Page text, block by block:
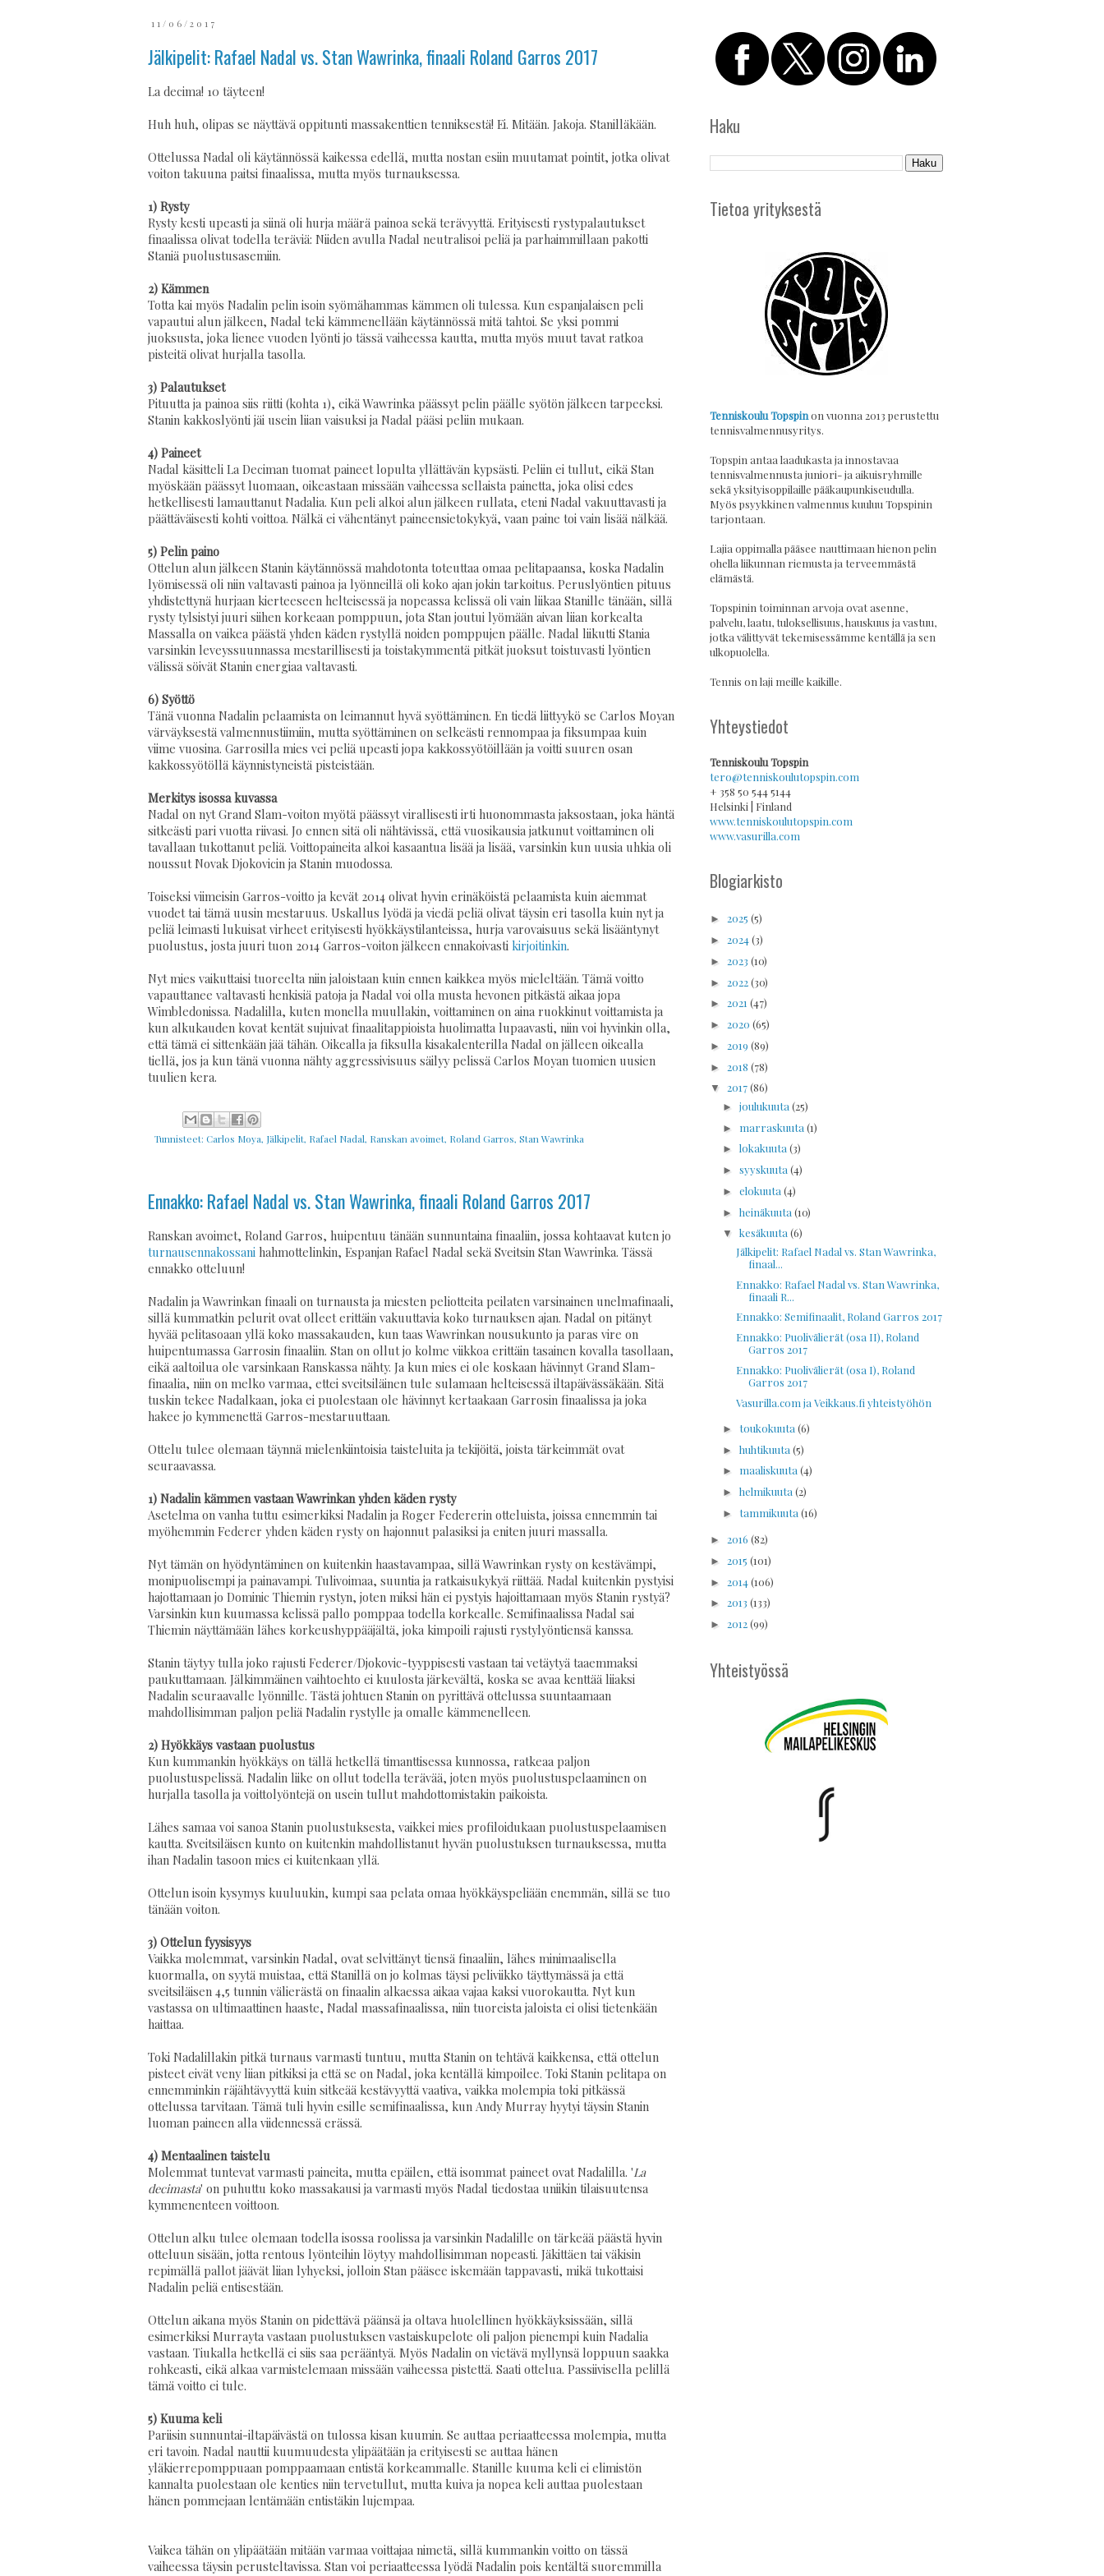
11/06/2017
Jälkipelit: Rafael Nadal vs. Stan Wawrinka, finaali Roland Garros 2017
La decima! 10 täyteen!
Huh huh, olipas se näyttävä oppitunti massakenttien tenniksestä! Ei. Mitään. Jakoja. Stanilläkään.
Ottelussa Nadal oli käytännössä kaikessa edellä, mutta nostan esiin muutamat pointit, jotka olivat
voiton takuuna paitsi finaalissa, mutta myös turnauksessa.
1) Rysty
Rysty kesti upeasti ja siinä oli hurja määrä painoa sekä terävyyttä. Erityisesti rystypalautukset
finaalissa olivat todella teräviä: Niiden avulla Nadal neutralisoi peliä ja parhaimmillaan pakotti
Staniä puolustusasemiin.
2) Kämmen
Totta kai myös Nadalin pelin isoin syömähammas kämmen oli tulessa. Kun espanjalaisen peli
vapautui alun jälkeen, Nadal teki kämmenellään käytännössä mitä tahtoi. Se yksi pommi
juoksusta, joka lienee vuoden lyönti jo tässä vaiheessa kautta, mutta myös muut tavat ratkoa
pisteitä olivat hurjalla tasolla.
3) Palautukset
Pituutta ja painoa siis riitti (kohta 1), eikä Wawrinka päässyt pelin päälle syötön jälkeen tarpeeksi.
Stanin kakkoslyönti jäi usein liian vaisuksi ja Nadal pääsi peliin mukaan.
4) Paineet
Nadal käsitteli La Deciman tuomat paineet lopulta yllättävän kypsästi. Peliin ei tullut, eikä Stan
myöskään päässyt luomaan, oikeastaan missään vaiheessa sellaista painetta, joka olisi edes
hetkellisesti lamauttanut Nadalia. Kun peli alkoi alun jälkeen rullata, eteni Nadal vakuuttavasti ja
päättäväisesti kohti voittoa. Nälkä ei vähentänyt paineensietokykyä, vaan paine toi vain lisää nälkää.
5) Pelin paino
Ottelun alun jälkeen Stanin käytännössä mahdotonta toteuttaa omaa pelitapaansa, koska Nadalin
lyömisessä oli niin valtavasti painoa ja lyönneillä oli koko ajan jokin tarkoitus. Peruslyöntien pituus
yhdistettynä hurjaan kierteeseen helteisessä ja nopeassa kelissä oli vain liikaa Stanille tänään, sillä
rysty tylsistyi juuri siihen korkeaan pomppuun, jota Stan joutui lyömään aivan liian korkealta
Massalla on vaikea päästä yhden käden rystyllä noiden pomppujen päälle. Nadal liikutti Stania
varsinkin leveyssuunnassa mestarillisesti ja toistakymmentä pitkät juoksut toistuvasti lyöntien
välissä söivät Stanin energiaa valtavasti.
6) Syöttö
Tänä vuonna Nadalin pelaamista on leimannut hyvä syöttäminen. En tiedä liittyykö se Carlos Moyan
värväyksestä valmennustiimiin, mutta syöttäminen on selkeästi rennompaa ja fiksumpaa kuin
viime vuosina. Garrosilla mies vei peliä upeasti jopa kakkossyötöillään ja voitti suuren osan
kakkossyötöllä käynnistyneistä pisteistään.
Merkitys isossa kuvassa
Nadal on nyt Grand Slam-voiton myötä päässyt virallisesti irti huonommasta jaksostaan, joka häntä
sitkeästi pari vuotta riivasi. Jo ennen sitä oli nähtävissä, että vuosikausia jatkunut voittaminen oli
tavallaan tukottanut peliä. Voittopaineita alkoi kasaantua lisää ja lisää, varsinkin kun uusia uhkia oli
noussut Novak Djokovicin ja Stanin muodossa.
Toiseksi viimeisin Garros-voitto ja kevät 2014 olivat hyvin erinäköistä pelaamista kuin aiemmat
vuodet tai tämä uusin mestaruus. Uskallus lyödä ja viedä peliä olivat täysin eri tasolla kuin nyt ja
peliä leimasti lukuisat virheet erityisesti hyökkäystilanteissa, hurja varovaisuus sekä lisääntynyt
puolustus, josta juuri tuon 2014 Garros-voiton jälkeen ennakoivasti kirjoitinkin.
Nyt mies vaikuttaisi tuoreelta niin jaloistaan kuin ennen kaikkea myös mieleltään. Tämä voitto
vapauttanee valtavasti henkisiä patoja ja Nadal voi olla musta hevonen pitkästä aikaa jopa
Wimbledonissa. Nadalilla, kuten monella muullakin, voittaminen on aina ruokkinut voittamista ja
kun alkukauden kovat kentät sujuivat finaalitappioista huolimatta lupaavasti, niin voi hyvinkin olla,
että tämä ei sittenkään jää tähän. Oikealla ja fiksulla kisakalenterilla Nadal on jälleen oikealla
tiellä, jos ja kun tänä vuonna nähty aggressivisuus säilyy pelissä Carlos Moyan tuomien uusien
tuulien kera.
Tunnisteet: Carlos Moya, Jälkipelit, Rafael Nadal, Ranskan avoimet, Roland Garros, Stan Wawrinka
Ennakko: Rafael Nadal vs. Stan Wawrinka, finaali Roland Garros 2017
Ranskan avoimet, Roland Garros, huipentuu tänään sunnuntaina finaaliin, jossa kohtaavat kuten jo
turnausennakossanihahmottelinkin, Espanjan Rafael Nadal sekä Sveitsin Stan Wawrinka. Tässä
ennakko otteluun!
Nadalin ja Wawrinkan finaali on turnausta ja miesten peliotteita peilaten varsinainen unelmafinaali,
sillä kummatkin pelurit ovat olleet erittäin vakuuttavia koko turnauksen ajan. Nadal on pitänyt
hyvää pelitasoaan yllä koko massakauden, kun taas Wawrinkan nousukunto ja paras vire on
huipentumassa Garrosin finaaliin. Stan on ollut jo kolme viikkoa erittäin tasainen kovalla tasollaan,
eikä aaltoilua ole varsinkaan Ranskassa nähty. Ja kun mies ei ole koskaan hävinnyt Grand Slam-
finaalia, niin on melko varmaa, ettei sveitsiläinen tule sulamaan helteisessä iltapäivässäkään. Sitä
tuskin tekee Nadalkaan, joka ei puolestaan ole hävinnyt kertaakaan Garrosin finaalissa ja joka
hakee jo kymmenettä Garros-mestaruuttaan.
Ottelu tulee olemaan täynnä mielenkiintoisia taisteluita ja tekijöitä, joista tärkeimmät ovat
seuraavassa.
1) Nadalin kämmen vastaan Wawrinkan yhden käden rysty
Asetelma on vanha tuttu esimerkiksi Nadalin ja Roger Federerin otteluista, joissa ennemmin tai
myöhemmin Federer yhden käden rysty on hajonnut palasiksi ja eniten juuri massalla.
Nyt tämän on hyödyntäminen on kuitenkin haastavampaa, sillä Wawrinkan rysty on kestävämpi,
monipuolisempi ja painavampi. Tulivoimaa, suuntia ja ratkaisukykyä riittää. Nadal kuitenkin pystyisi
hajottamaan jo Dominic Thiemin rystyn, joten miksi hän ei pystyis hajoittamaan myös Stanin rystyä?
Varsinkin kun kuumassa kelissä pallo pomppaa todella korkealle. Semifinaalissa Nadal sai
Thiemin näyttämään lähes korkeushyppääjältä, joka kimpoili rajusti rystylyöntiensä kanssa.
Stanin täytyy tulla joko rajusti Federer/Djokovic-tyyppisesti vastaan tai vetäytyä taaemmaksi
paukuttamaan. Jälkimmäinen vaihtoehto ei kuulosta järkevältä, koska se avaa kenttää liiaksi
Nadalin seuraavalle lyönnille. Tästä johtuen Stanin on pyrittävä ottelussa suuntaamaan
mahdollisimman paljon peliä Nadalin rystylle ja omalle kämmenelleen.
2) Hyökkäys vastaan puolustus
Kun kummankin hyökkäys on tällä hetkellä timanttisessa kunnossa, ratkeaa paljon
puolustuspelissä. Nadalin liike on ollut todella terävää, joten myös puolustuspelaaminen on
hurjalla tasolla ja voittolyöntejä on usein tullut mahdottomistakin paikoista.
Lähes samaa voi sanoa Stanin puolustuksesta, vaikkei mies profiloidukaan puolustuspelaamisen
kautta. Sveitsiläisen kunto on kuitenkin mahdollistanut hyvän puolustuksen turnauksessa, mutta
ihan Nadalin tasoon mies ei kuitenkaan yllä.
Ottelun isoin kysymys kuuluukin, kumpi saa pelata omaa hyökkäyspeliään enemmän, sillä se tuo
tänään voiton.
3) Ottelun fyysisyys
Vaikka molemmat, varsinkin Nadal, ovat selvittänyt tiensä finaaliin, lähes minimaalisella
kuormalla, on syytä muistaa, että Stanillä on jo kolmas täysi peliviikko täyttymässä ja että
sveitsiläisen 4,5 tunnin välierästä on finaalin alkaessa aikaa vajaa kaksi vuorokautta. Nyt kun
vastassa on ultimaattinen haaste, Nadal massafinaalissa, niin tuoreista jaloista ei olisi tietenkään
haittaa.
Toki Nadalillakin pitkä turnaus varmasti tuntuu, mutta Stanin on tehtävä kaikkensa, että ottelun
pisteet eivät veny liian pitkiksi ja että se on Nadal, joka kentällä kimpoilee. Toki Stanin pelitapa on
ennemminkin räjähtävyyttä kuin sitkeää kestävyyttä vaativa, vaikka molempia toki pitkässä
ottelussa tarvitaan. Tämä tuli hyvin esille semifinaalissa, kun Andy Murray hyytyi täysin Stanin
luoman paineen alla viidennessä erässä.
4) Mentaalinen taistelu
Molemmat tuntevat varmasti paineita, mutta epäilen, että isommat paineet ovat Nadalilla. 'La
decimasta' on puhuttu koko massakausi ja varmasti myös Nadal tiedostaa uniikin tilaisuutensa
kymmenenteen voittoon.
Ottelun alku tulee olemaan todella isossa roolissa ja varsinkin Nadalille on tärkeää päästä hyvin
otteluun sisään, jotta rentous lyönteihin löytyy mahdollisimman nopeasti. Jäkittäen tai väkisin
repimällä pallot jäävät liian lyhyeksi, jolloin Stan pääsee iskemään tappavasti, mikä tukottaisi
Nadalin peliä entisestään.
Ottelun aikana myös Stanin on pidettävä päänsä ja oltava huolellinen hyökkäyksissään, sillä
esimerkiksi Murrayta vastaan puolustuksen vastaiskupelote oli paljon pienempi kuin Nadalia
vastaan. Tiukalla hetkellä ei siis saa perääntyä. Myös Nadalin on vietävä myllynsä loppuun saakka
rohkeasti, eikä alkaa varmistelemaan missään vaiheessa pistettä. Saati ottelua. Passiivisella pelillä
tämä voitto ei tule.
5) Kuuma keli
Pariisin sunnuntai-iltapäivästä on tulossa kisan kuumin. Se auttaa periaatteessa molempia, mutta
eri tavoin. Nadal nauttii kuumuudesta ylipäätään ja erityisesti se auttaa hänen
yläkierrepomppuaan pomppaamaan entistä korkeammalle. Stanille kuuma keli ei elimistön
kannalta puolestaan ole kenties niin tervetullut, mutta kuiva ja nopea keli auttaa puolestaan
hänen pommejaan lentämään entistäkin lujempaa.
Vaikea tähän on ylipäätään mitään varmaa voittajaa nimetä, sillä kummankin voitto on tässä
vaiheessa täysin perusteltavissa. Stan voi periaatteessa lyödä Nadalin pois kentältä suoremmilla
Haku
Tietoa yrityksestä
Tenniskoulu Topspinon vuonna 2013 perustettu
tennisvalmennusyritys.
Topspin antaa laadukasta ja innostavaa
tennisvalmennusta juniori- ja aikuisryhmille
sekä yksityisoppilaille pääkaupunkiseudulla.
Myös psyykkinen valmennus kuuluu Topspinin
tarjontaan.
Lajia oppimalla pääsee nauttimaan hienon pelin
ohella liikunnan riemusta ja terveemmästä
elämästä.
Topspinin toiminnan arvoja ovat asenne,
palvelu, laatu, tuloksellisuus, hauskuus ja vastuu,
jotka välittyvät tekemisessämme kentällä ja sen
ulkopuolella.
Tennis on laji meille kaikille.
Yhteystiedot
Tenniskoulu Topspin
tero@tenniskoulutopspin.com
+ 358 50 544 5144
Helsinki | Finland
www.tenniskoulutopspin.com
www.vasurilla.com
Blogiarkisto
► 2025 (5)
► 2024(3)
► 2023 (10)
► 2022(30)
► 2021 (47)
► 2020 (65)
► 2019 (89)
► 2018 (78)
▼ 2017(86)
►joulukuuta(25)
► marraskuuta(1)
►lokakuuta(3)
►syyskuuta(4)
►elokuuta(4)
►heinäkuuta(10)
▼kesäkuuta(6)
Jälkipelit: Rafael Nadal vs. Stan Wawrinka,
finaal...
Ennakko: Rafael Nadal vs. Stan Wawrinka,
finaali R...
Ennakko: Semifinaalit, Roland Garros 2017
Ennakko: Puolivälierät (osa II), Roland
Garros 2017
Ennakko: Puolivälierät (osa I), Roland
Garros 2017
Vasurilla.com ja Veikkaus.fi yhteistyöhön
►toukokuuta(6)
►huhtikuuta(5)
► maaliskuuta(4)
►helmikuuta(2)
►tammikuuta(16)
► 2016 (82)
► 2015 (101)
► 2014(106)
► 2013 (133)
► 2012(99)
Yhteistyössä